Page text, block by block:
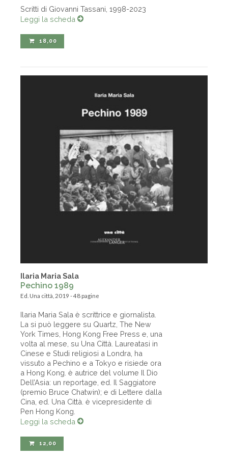
Scritti di Giovanni Tassani, 1998-2023
Leggi la scheda
18,00
Ilaria Maria Sala
Pechino 1989
Ed. Una città, 2019 - 48 pagine
Ilaria Maria Sala è scrittrice e giornalista.
La si può leggere su Quartz, The New
York Times, Hong Kong Free Press e, una
volta al mese, su Una Città. Laureatasi in
Cinese e Studi religiosi a Londra, ha
vissuto a Pechino e a Tokyo e risiede ora
a Hong Kong. è autrice del volume Il Dio
Dell’Asia: un reportage, ed. Il Saggiatore
(premio Bruce Chatwin); e di Lettere dalla
Cina, ed. Una Città. è vicepresidente di
Pen Hong Kong.
Leggi la scheda
12,00